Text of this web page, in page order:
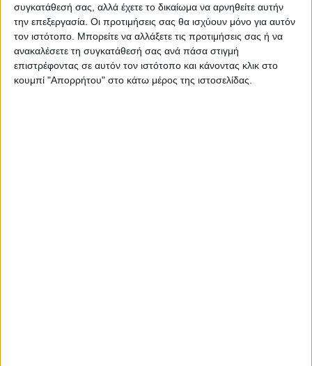
συγκατάθεσή σας, αλλά έχετε το δικαίωμα να αρνηθείτε αυτήν
την επεξεργασία. Οι προτιμήσεις σας θα ισχύουν μόνο για αυτόν
τον ιστότοπο. Μπορείτε να αλλάξετε τις προτιμήσεις σας ή να
ανακαλέσετε τη συγκατάθεσή σας ανά πάσα στιγμή
επιστρέφοντας σε αυτόν τον ιστότοπο και κάνοντας κλικ στο
κουμπί "Απορρήτου" στο κάτω μέρος της ιστοσελίδας.
• 5:00΄μ.μ. Ακολουθία μεθεορτίου Εσπερινού
και Κτιτορικό Μνημόσυνο στον Ιερό Ναό
Αγίου Σεραφείμ (Μετόχιον Ιεράς Μονής
Κορώνης) Καρδίτσης.